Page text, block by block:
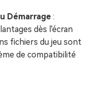
Démarrage :
dès l'écran
fichiers du jeu sont
de compatibilité